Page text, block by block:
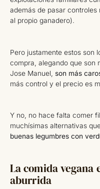
además de pasar
al propio ganadero).
Pero justamente estos son
compra, alegando que son
Jose Manuel, son más
más control y el precio es
Y no, no hace falta comer
muchísimas alternativas
buenas legumbres con
La comida vegana
aburrida